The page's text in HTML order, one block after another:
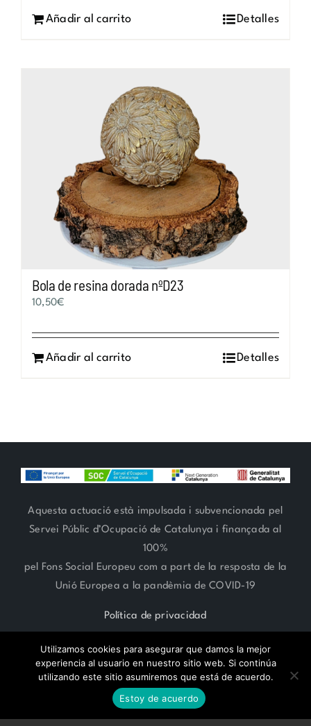
Añadir al carrito Detalles
Bola de resina dorada nºD23
10,50€
Añadir al carrito Detalles
Aquesta actuació està impulsada i subvencionada pel
Servei Públic d’Ocupació de Catalunya i finançada al
100%
pel Fons Social Europeu com a part de la resposta de la
Unió Europea a la pandèmia de COVID-19
Política de privacidad
ARTE FLORAL 93 666 27 06 | ESTILISMO 93 685 62 38 | Paseo
RESERVA CITA ONLINE
Utilizamos cookies para asegurar que damos la mejor
experiencia al usuario en nuestro sitio web. Si continúa
utilizando este sitio asumiremos que está de acuerdo.
Estoy de acuerdo